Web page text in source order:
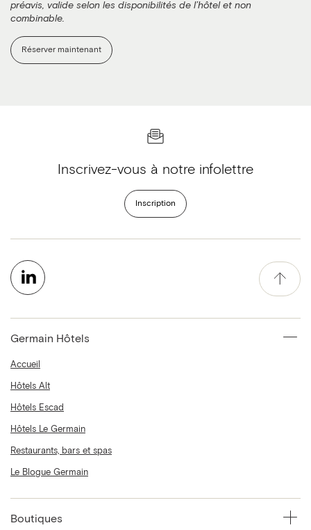
préavis, valide selon les disponibilités de l’hôtel et non
combinable.
Réserver maintenant
Inscrivez-vous à notre infolettre
Inscription
Germain Hôtels
Accueil
Hôtels Alt
Hôtels Escad
Hôtels Le Germain
Restaurants, bars et spas
Le Blogue Germain
Boutiques